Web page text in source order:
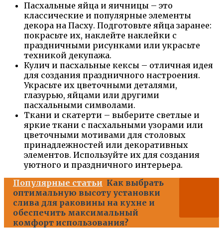
Пасхальные яйца и яичницы – это
классические и популярные элементы
декора на Пасху. Подготовьте яйца заранее:
покрасьте их, наклейте наклейки с
праздничными рисунками или украсьте
техникой декупажа.
Кулич и пасхальные кексы – отличная идея
для создания праздничного настроения.
Украсьте их цветочными деталями,
глазурью, яйцами или другими
пасхальными символами.
Ткани и скатерти – выберите светлые и
яркие ткани с пасхальными узорами или
цветочными мотивами для столовых
принадлежностей или декоративных
элементов. Используйте их для создания
уютного и праздничного интерьера.
Популярные статьи Как выбрать
оптимальную высоту установки
слива для раковины на кухне и
обеспечить максимальный
комфорт использования?